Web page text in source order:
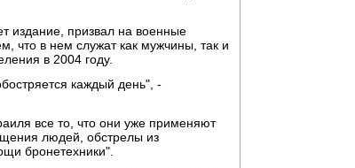
издание, призвал на военные
что в нем служат как мужчины, так и
в 2004 году.
каждый день", -
все то, что они уже применяют
людей, обстрелы из
бронетехники".